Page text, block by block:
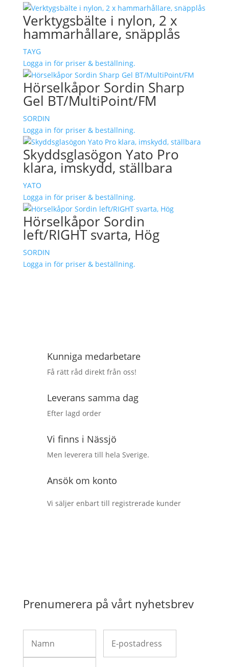
Verktygsbälte i nylon, 2 x
hammarhållare, snäpplås
TAYG
Logga in för priser & beställning.
Hörselkåpor Sordin Sharp
Gel BT/MultiPoint/FM
SORDIN
Logga in för priser & beställning.
Skyddsglasögon Yato Pro
klara, imskydd, ställbara
YATO
Logga in för priser & beställning.
Hörselkåpor Sordin
left/RIGHT svarta, Hög
SORDIN
Logga in för priser & beställning.
Kunniga medarbetare
Få rätt råd direkt från oss!
Leverans samma dag
Efter lagd order
Vi finns i Nässjö
Men leverera till hela Sverige.
Ansök om konto
Vi säljer enbart till registrerade kunder
Prenumerera på vårt nyhetsbrev